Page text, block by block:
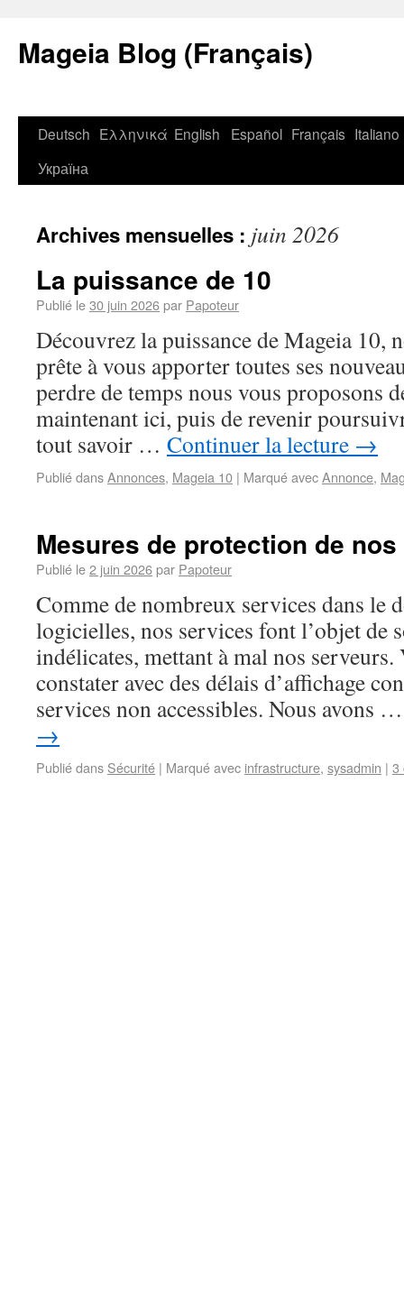
Mageia Blog (Français)
Deutsch Ελληνικά English Español Français Italiano
Україна
Archives mensuelles : juin 2026
La puissance de 10
Publié le30 juin 2026par Papoteur
Découvrez la puissance de Mageia 10,
prête à vous apporter toutes ses
perdre de temps nous vous proposons
maintenant ici, puis de revenir
tout savoir … Continuer la lecture →
Publié dansAnnonces, Mageia 10 | Marqué avecAnnonce,
Mesures de protection de
Publié le2 juin 2026par Papoteur
Comme de nombreux services dans le
logicielles, nos services font l’objet de
indélicates, mettant à mal nos serveurs.
constater avec des délais d’affichage
services non accessibles. Nous avons
→
Publié dans Sécurité | Marqué avec infrastructure, sysadmin | 3